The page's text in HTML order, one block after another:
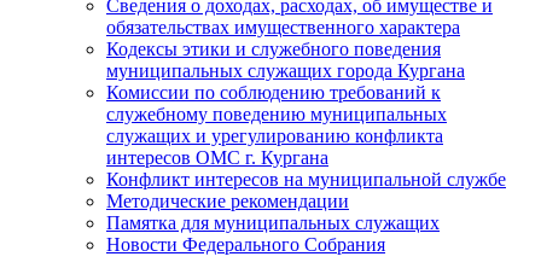
Сведения о доходах, расходах, об имуществе и
обязательствах имущественного характера
Кодексы этики и служебного поведения
муниципальных служащих города Кургана
Комиссии по соблюдению требований к
служебному поведению муниципальных
служащих и урегулированию конфликта
интересов ОМС г. Кургана
Конфликт интересов на муниципальной службе
Методические рекомендации
Памятка для муниципальных служащих
Новости Федерального Cобрания